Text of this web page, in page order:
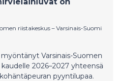
riistakeskus – Varsinais-Suomi
Varsinais-Suomen
2026–2027 yhteensä
pyyntilupaa.